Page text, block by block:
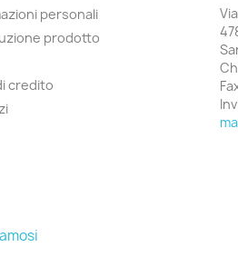
personali
prodotto
credito